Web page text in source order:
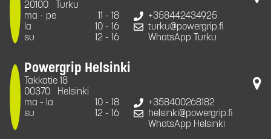
20100
Turku
ma - pe
11 - 18
la
10 - 16
su
12 - 16
+358442434925
turku@powergrip.fi
WhatsApp Turku
Powergrip Helsinki
Takkatie 18
00370
Helsinki
ma - la
10 - 18
su
12 - 16
+358400268182
helsinki@powergrip.fi
WhatsApp Helsinki